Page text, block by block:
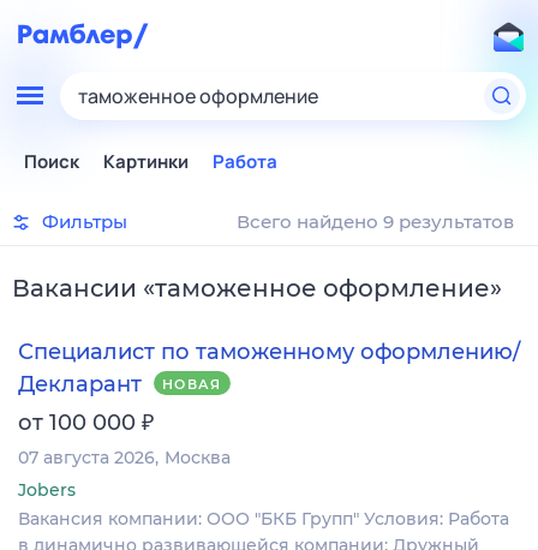
таможенное оформление
Поиск Картинки Работа
Фильтры Всего найдено 9 результатов
Вакансии «таможенное оформление»
Специалист по таможенному оформлению/
Декларант
НОВАЯ
от 100 000 ₽
07 августа 2026 Москва
Jobers
Вакансия компании: ООО "БКБ Групп" Условия: Работа
в динамично развивающейся компании; Дружный